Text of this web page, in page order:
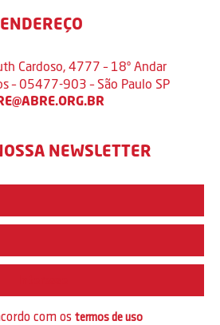
ENDEREÇO
Cardoso, 4777 – 18º Andar
– 05477-903 – São Paulo SP
NEWSLETTER
com os termos de uso